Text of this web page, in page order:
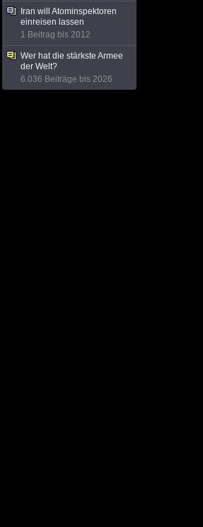
Iran will Atominspektoren
einreisen lassen
1 Beitrag bis 2012
Wer hat die stärkste Armee
der Welt?
6.036 Beiträge bis 2026